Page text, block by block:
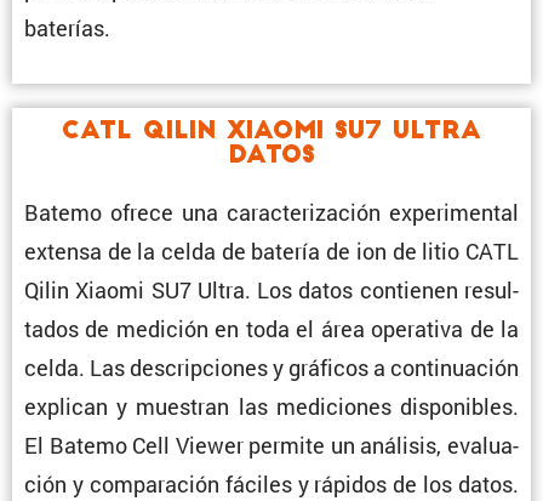
baterías.
CATL Qilin Xiaomi SU7 Ultra
Datos
Batemo ofrece una carac­te­ri­za­ción experi­mental
extensa de la celda de batería de ion de litio CATL
Qilin Xiaomi SU7 Ultra. Los datos contienen resul­
tados de medición en toda el área opera­tiva de la
celda. Las descrip­ciones y gráficos a conti­nua­ción
explican y muestran las mediciones dispo­ni­bles.
El Batemo Cell Viewer permite un análisis, evalua­
ción y compa­ra­ción fáciles y rápidos de los datos.